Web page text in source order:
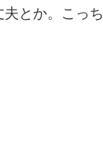
とか。こっ